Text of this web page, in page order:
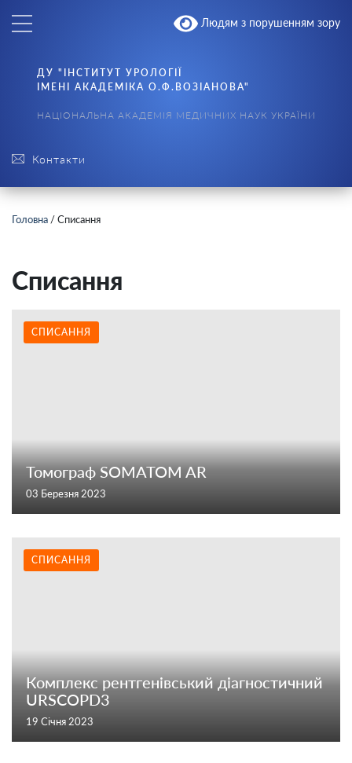
Людям з порушенням зору
Контакти
ДУ "ІНСТИТУТ УРОЛОГІЇ
ІМЕНІ АКАДЕМІКА О.Ф.ВОЗІАНОВА"
НАЦІОНАЛЬНА АКАДЕМІЯ МЕДИЧНИХ НАУК УКРАЇНИ
Головна /Списання
Списання
СПИСАННЯ
Томограф SOMATOM AR
03 Березня 2023
СПИСАННЯ
Комплекс рентгенівський діагностичний
URSCOPD3
19 Січня 2023